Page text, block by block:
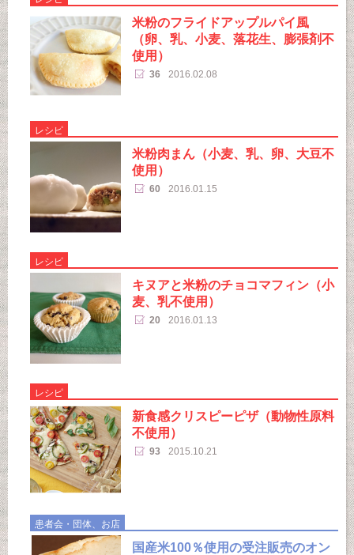
米粉のフライドアップルパイ風
（卵、乳、小麦、落花生、膨張剤不
使用）
36 2016.02.08
レシピ
米粉肉まん（小麦、乳、卵、大豆不
使用）
60 2016.01.15
レシピ
キヌアと米粉のチョコマフィン（小
麦、乳不使用）
20 2016.01.13
レシピ
新食感クリスピーピザ（動物性原料
不使用）
93 2015.10.21
患者会・団体、お店
国産米100％使用の受注販売のオン